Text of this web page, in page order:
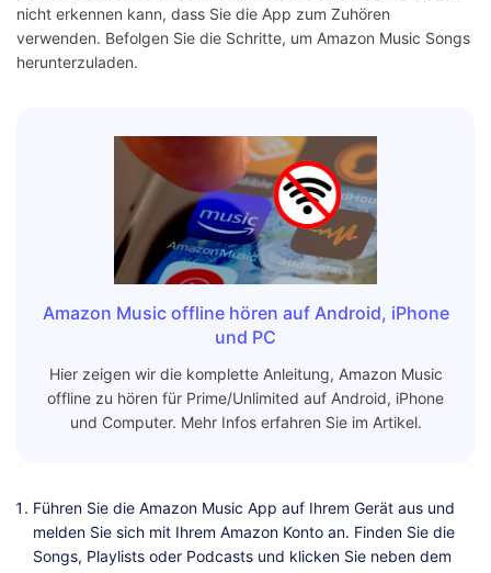
nicht erkennen kann, dass Sie die App zum Zuhören
verwenden. Befolgen Sie die Schritte, um Amazon Music Songs
herunterzuladen.
Amazon Music offline hören auf Android, iPhone
und PC
Hier zeigen wir die komplette Anleitung, Amazon Music
offline zu hören für Prime/Unlimited auf Android, iPhone
und Computer. Mehr Infos erfahren Sie im Artikel.
Führen Sie die Amazon Music App auf Ihrem Gerät aus und
melden Sie sich mit Ihrem Amazon Konto an. Finden Sie die
Songs, Playlists oder Podcasts und klicken Sie neben dem